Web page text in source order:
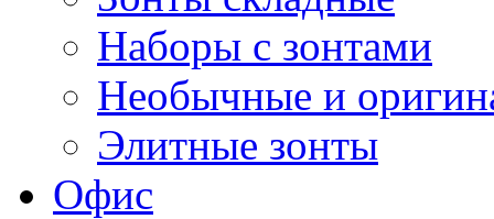
Наборы с зонтами
Необычные и
Элитные зонты
Офис